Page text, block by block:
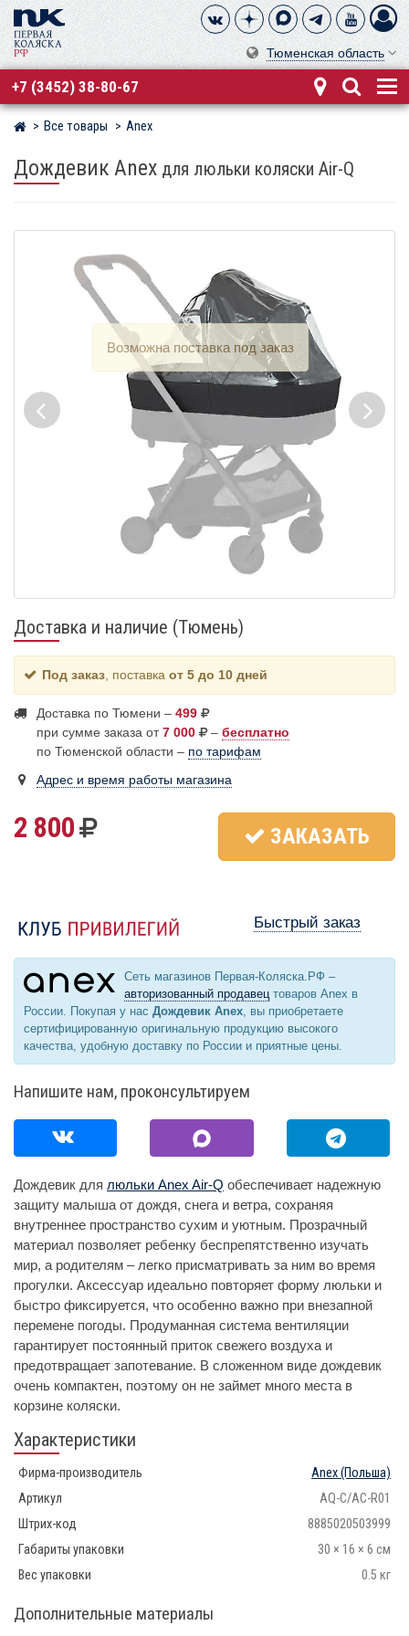
Тюменская область
+7 (3452) 38-80-67
Магазин детских колясок
Все товары Anex
Дождевик Anex для люльки коляски Air-Q
Доставка и наличие (Тюмень)
Под заказ , поставка от 5 до 10 дней
Доставка по Тюмени – 499
при сумме заказа от7 000 – бесплатно
по Тюменской области – по тарифам
Адрес и время работы магазина
2 800 ЗАКАЗАТЬ
Быстрый заказ
Сеть магазинов Первая-Коляска.РФ –
авторизованный продавецтоваров Anex в
России. Покупая у нас Дождевик Anex, вы приобретаете
сертифицированную оригинальную продукцию высокого
качества, удобную доставку по России и приятные цены.
Напишите нам, проконсультируем
Дождевик для люльки Anex Air-Q обеспечивает надежную
защиту малыша от дождя, снега и ветра, сохраняя
внутреннее пространство сухим и уютным. Прозрачный
материал позволяет ребенку беспрепятственно изучать
мир, а родителям – легко присматривать за ним во время
прогулки. Аксессуар идеально повторяет форму люльки и
быстро фиксируется, что особенно важно при внезапной
перемене погоды. Продуманная система вентиляции
гарантирует постоянный приток свежего воздуха и
предотвращает запотевание. В сложенном виде дождевик
очень компактен, поэтому он не займет много места в
корзине коляски.
Характеристики
Фирма-производитель Anex(Польша)
Артикул
AQ-C/AC-R01
Штрих-код
8885020503999
Габариты упаковки
30 × 16 × 6 см
Вес упаковки
0.5 кг
Дополнительные материалы